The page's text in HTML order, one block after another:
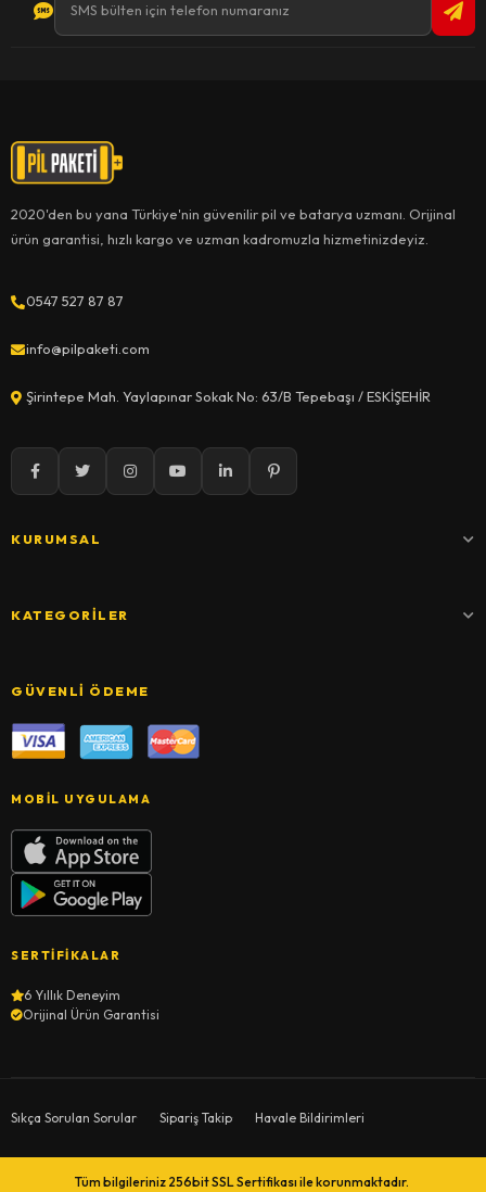
2020'den bu yana Türkiye'nin güvenilir pil ve batarya uzmanı. Orijinal
ürün garantisi, hızlı kargo ve uzman kadromuzla hizmetinizdeyiz.
0547 527 87 87
info@pilpaketi.com
Şirintepe Mah. Yaylapınar Sokak No: 63/B Tepebaşı / ESKİŞEHİR
KURUMSAL
KATEGORILER
GÜVENLI ÖDEME
MOBIL UYGULAMA
SERTIFIKALAR
6 Yıllık Deneyim
Orijinal Ürün Garantisi
Sıkça Sorulan Sorular Sipariş Takip Havale Bildirimleri
Tüm bilgileriniz 256bit SSL Sertifikası ile korunmaktadır.